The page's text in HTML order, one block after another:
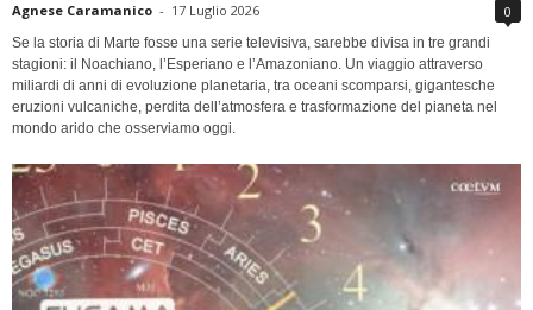
Agnese Caramanico - 17 Luglio 2026 0
Se la storia di Marte fosse una serie televisiva, sarebbe divisa in tre grandi
stagioni: il Noachiano, l’Esperiano e l’Amazoniano. Un viaggio attraverso
miliardi di anni di evoluzione planetaria, tra oceani scomparsi, gigantesche
eruzioni vulcaniche, perdita dell’atmosfera e trasformazione del pianeta nel
mondo arido che osserviamo oggi.